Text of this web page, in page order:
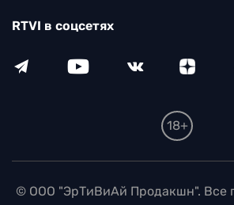
RTVI в соцсетях
18+
© ООО "ЭрТиВиАй Продакшн". Все